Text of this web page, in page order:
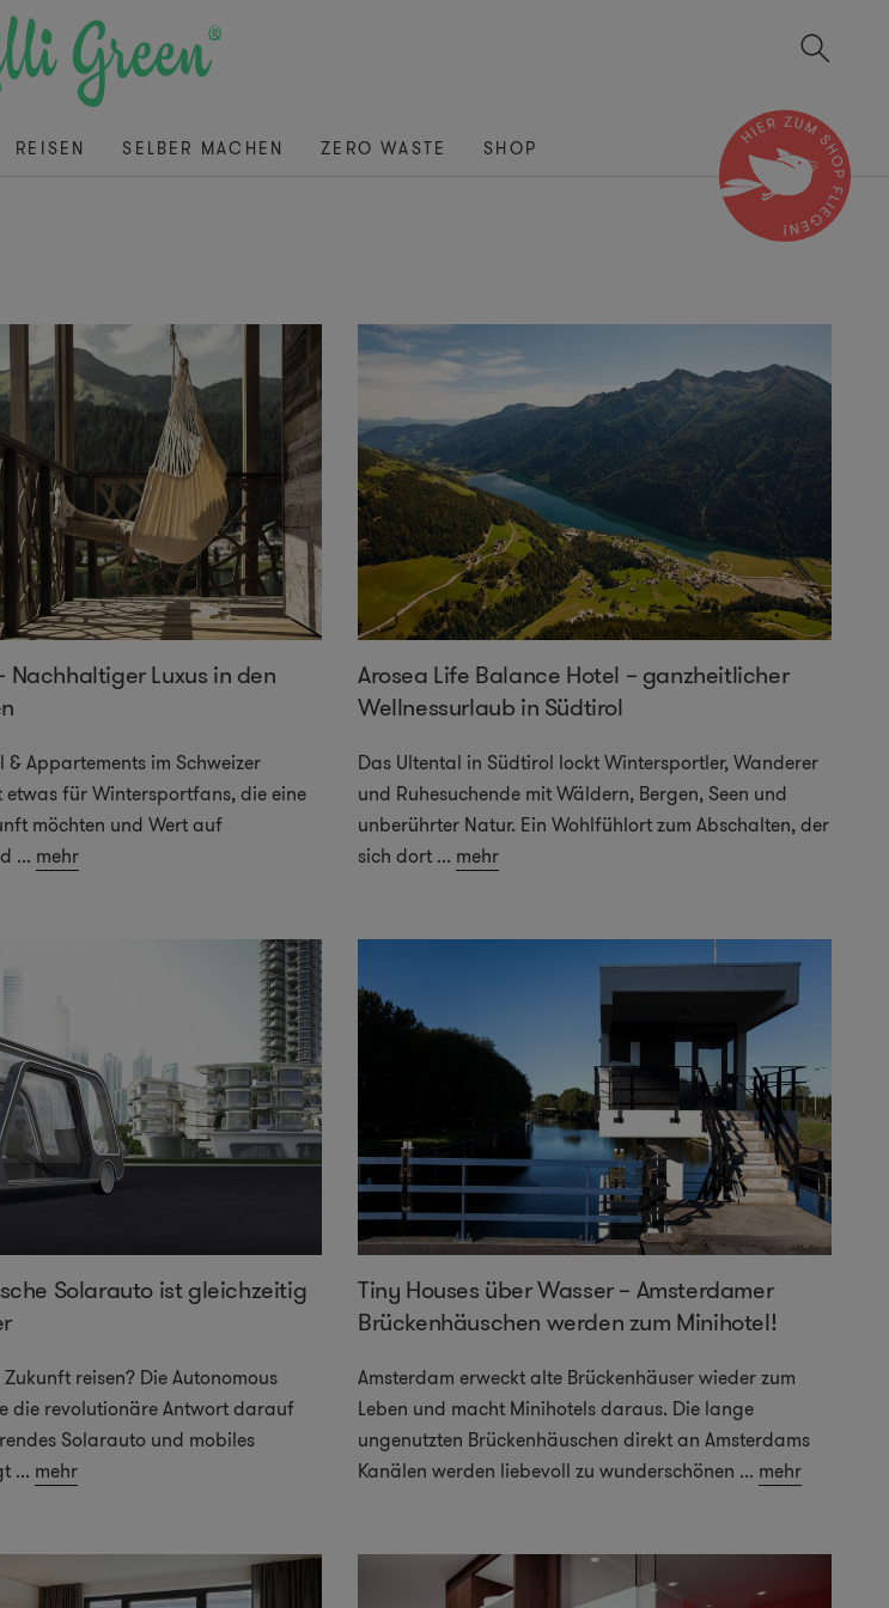
REISEN SELBER MACHEN ZERO WASTE SHOP
Nachhaltiger Luxus in den
& Appartements im Schweizer
etwas für Wintersportfans, die eine
möchten und Wert auf
... mehr
Arosea Life Balance Hotel – ganzheitlicher
Wellnessurlaub in Südtirol
Das Ultental in Südtirol lockt Wintersportler, Wanderer
und Ruhesuchende mit Wäldern, Bergen, Seen und
unberührter Natur. Ein Wohlfühlort zum Abschalten, der
sich dort ... mehr
Solarauto ist gleichzeitig
reisen? Die Autonomous
die revolutionäre Antwort darauf
Solarauto und mobiles
... mehr
Tiny Houses über Wasser – Amsterdamer
Brückenhäuschen werden zum Minihotel!
Amsterdam erweckt alte Brückenhäuser wieder zum
Leben und macht Minihotels daraus. Die lange
ungenutzten Brückenhäuschen direkt an Amsterdams
Kanälen werden liebevoll zu wunderschönen ... mehr